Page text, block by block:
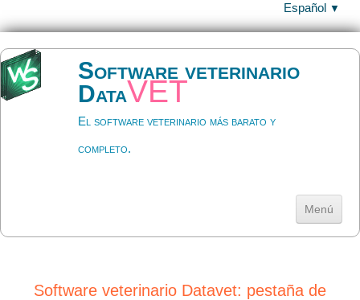
Español ▼
Software veterinario
Datavet
El software veterinario más barato y
completo.
Menú
Inicio
Software veterinario Datavet: pestaña de